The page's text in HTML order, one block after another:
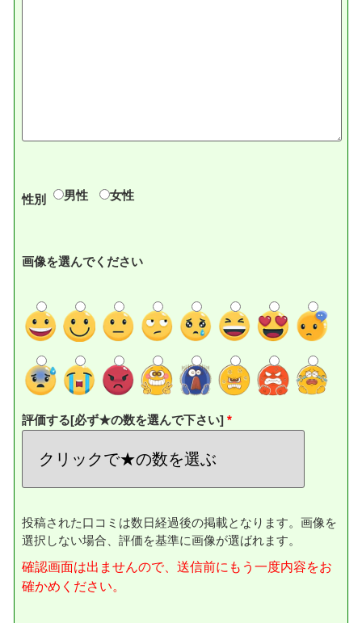
性別 男性 女性
画像を選んでください
評価する[必ず★の数を選んで下さい]
投稿された口コミは数日経過後の掲載となります。画像を
選択しない場合、評価を基準に画像が選ばれます。
確認画面は出ませんので、送信前にもう一度内容をお
確かめください。